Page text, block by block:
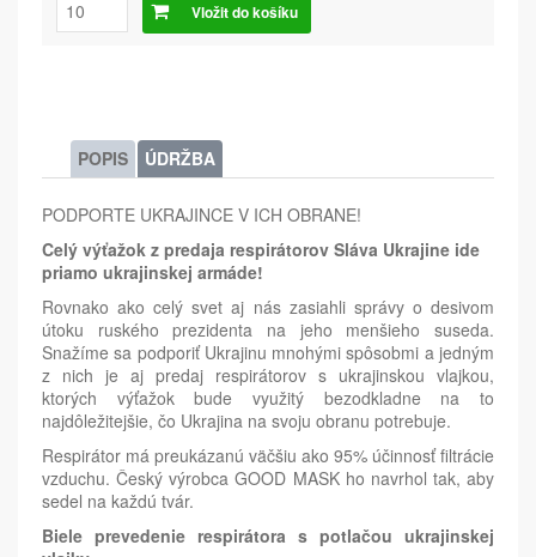
Vložit do košíku
POPIS ÚDRŽBA
PODPORTE UKRAJINCE V ICH OBRANE!
Celý výťažok z predaja respirátorov Sláva Ukrajine ide
priamo ukrajinskej armáde!
Rovnako ako celý svet aj nás zasiahli správy o desivom
útoku ruského prezidenta na jeho menšieho suseda.
Snažíme sa podporiť Ukrajinu mnohými spôsobmi a jedným
z nich je aj predaj respirátorov s ukrajinskou vlajkou,
ktorých výťažok bude využitý bezodkladne na to
najdôležitejšie, čo Ukrajina na svoju obranu potrebuje.
Respirátor má preukázanú väčšiu ako 95% účinnosť filtrácie
vzduchu. Český výrobca GOOD MASK ho navrhol tak, aby
sedel na každú tvár.
Biele prevedenie respirátora s potlačou ukrajinskej